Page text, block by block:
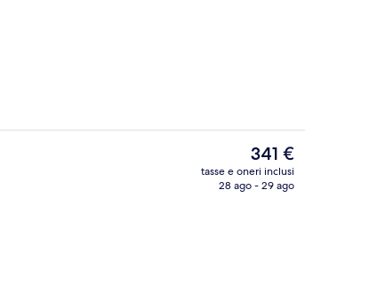
Suite Comfort (3 people) |
Il
prezzo
attuale
341 €
tasse e oneri inclusi
28 ago - 29 ago